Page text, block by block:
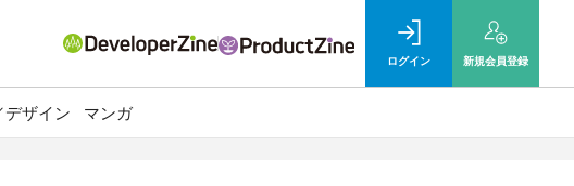
ログイン 新規会員登録
デザイン マンガ